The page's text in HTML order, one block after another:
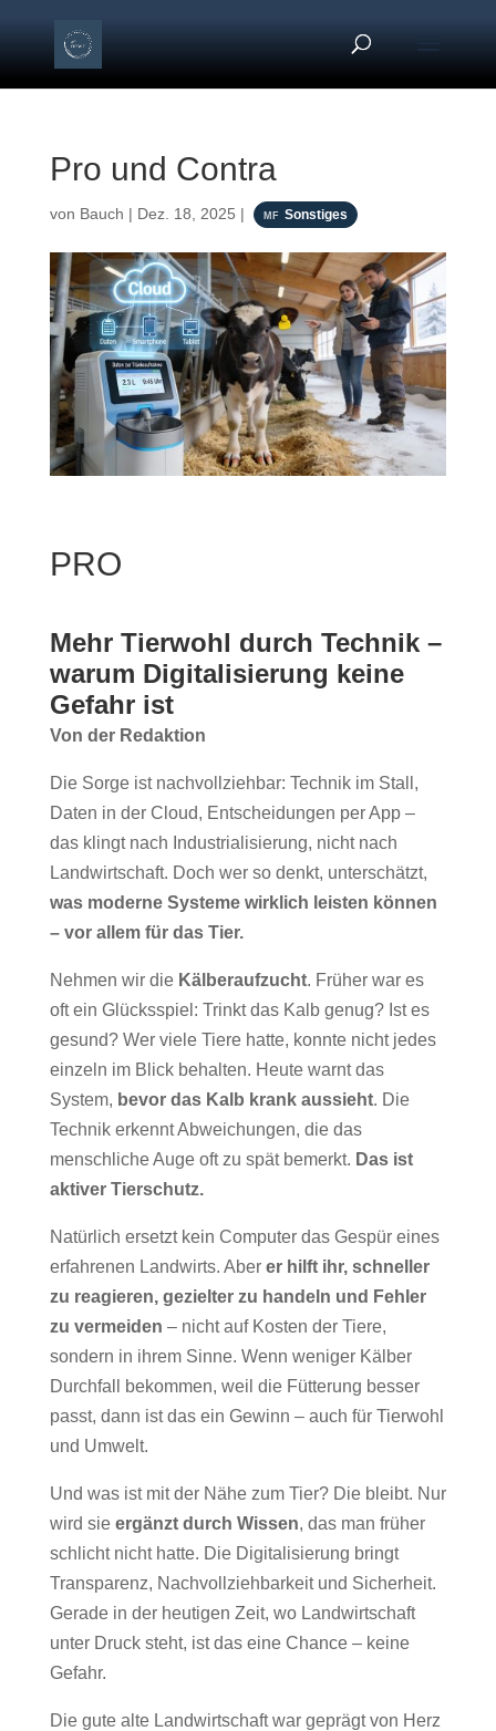
Pro und Contra
von Bauch | Dez. 18, 2025 | Sonstiges
PRO
Mehr Tierwohl durch Technik –
warum Digitalisierung keine
Gefahr ist
Von der Redaktion
Die Sorge ist nachvollziehbar: Technik im Stall,
Daten in der Cloud, Entscheidungen per App –
das klingt nach Industrialisierung, nicht nach
Landwirtschaft. Doch wer so denkt, unterschätzt,
was moderne Systeme wirklich leisten können
– vor allem für das Tier.
Nehmen wir die Kälberaufzucht. Früher war es
oft ein Glücksspiel: Trinkt das Kalb genug? Ist es
gesund? Wer viele Tiere hatte, konnte nicht jedes
einzeln im Blick behalten. Heute warnt das
System, bevor das Kalb krank aussieht. Die
Technik erkennt Abweichungen, die das
menschliche Auge oft zu spät bemerkt. Das ist
aktiver Tierschutz.
Natürlich ersetzt kein Computer das Gespür eines
erfahrenen Landwirts. Aber er hilft ihr, schneller
zu reagieren, gezielter zu handeln und Fehler
zu vermeiden – nicht auf Kosten der Tiere,
sondern in ihrem Sinne. Wenn weniger Kälber
Durchfall bekommen, weil die Fütterung besser
passt, dann ist das ein Gewinn – auch für Tierwohl
und Umwelt.
Und was ist mit der Nähe zum Tier? Die bleibt. Nur
wird sie ergänzt durch Wissen, das man früher
schlicht nicht hatte. Die Digitalisierung bringt
Transparenz, Nachvollziehbarkeit und Sicherheit.
Gerade in der heutigen Zeit, wo Landwirtschaft
unter Druck steht, ist das eine Chance – keine
Gefahr.
Die gute alte Landwirtschaft war geprägt von Herz